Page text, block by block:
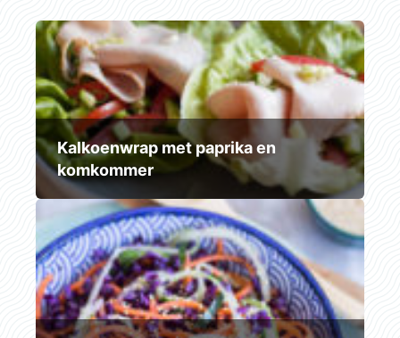
Kalkoenwrap met paprika en
komkommer